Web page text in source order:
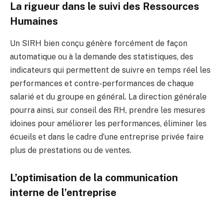
La rigueur dans le suivi des Ressources
Humaines
Un SIRH bien conçu génère forcément de façon
automatique ou à la demande des statistiques, des
indicateurs qui permettent de suivre en temps réel les
performances et contre-performances de chaque
salarié et du groupe en général. La direction générale
pourra ainsi, sur conseil des RH, prendre les mesures
idoines pour améliorer les performances, éliminer les
écueils et dans le cadre d’une entreprise privée faire
plus de prestations ou de ventes.
L’optimisation de la communication
interne de l’entreprise